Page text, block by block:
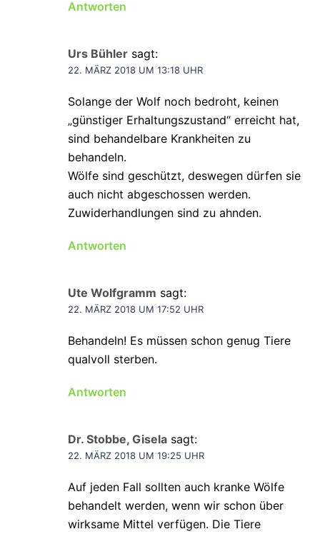
Antworten
Urs Bühler sagt:
22. MÄRZ 2018 UM 13:18 UHR
Solange der Wolf noch bedroht, keinen
„günstiger Erhaltungszustand“ erreicht hat,
sind behandelbare Krankheiten zu
behandeln.
Wölfe sind geschützt, deswegen dürfen sie
auch nicht abgeschossen werden.
Zuwiderhandlungen sind zu ahnden.
Antworten
Ute Wolfgramm sagt:
22. MÄRZ 2018 UM 17:52 UHR
Behandeln! Es müssen schon genug Tiere
qualvoll sterben.
Antworten
Dr. Stobbe, Gisela sagt:
22. MÄRZ 2018 UM 19:25 UHR
Auf jeden Fall sollten auch kranke Wölfe
behandelt werden, wenn wir schon über
wirksame Mittel verfügen. Die Tiere